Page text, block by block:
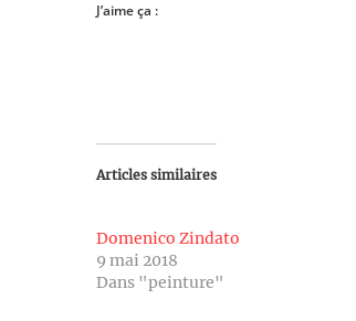
J’aime ça :
Articles similaires
Domenico Zindato
9 mai 2018
Dans "peinture"